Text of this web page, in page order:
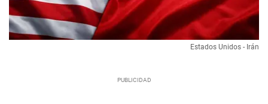
Estados Unidos - Irán